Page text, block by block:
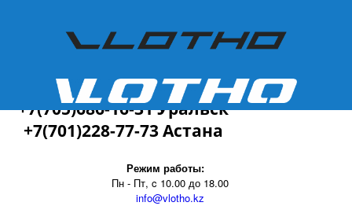
+7(701)228-77-73
+7(705)686-16-31 Уральск
+7(701)228-77-73 Астана
Режим работы:
Пн - Пт, c 10.00 до 18.00
info@vlotho.kz